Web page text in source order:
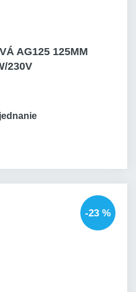
AG125 125MM
230V
-23 %